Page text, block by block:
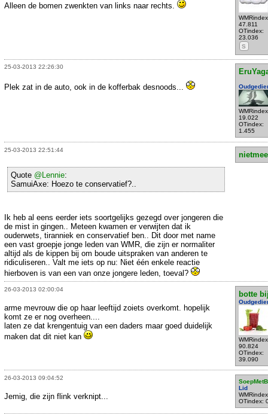
47.811
OTindex:
23.036
S
Alleen de bomen zwenkten van links naar rechts.
25-03-2013 22:26:30
19.022
OTindex:
1.455
Plek zat in de auto, ook in de kofferbak desnoods...
25-03-2013 22:51:44
Quote @Lennie:
SamuiAxe: Hoezo te conservatief?..
Ik heb al eens eerder iets soortgelijks gezegd over jongeren die
de mist in gingen.. Meteen kwamen er verwijten dat ik
ouderwets, tiranniek en conservatief ben.. Dit door met name
een vast groepje jonge leden van WMR, die zijn er normaliter
altijd als de kippen bij om boude uitspraken van anderen te
ridiculiseren.. Valt me iets op nu: Niet één enkele reactie
hierboven is van een van onze jongere leden, toeval?
26-03-2013 02:00:04
botte
90.824
OTindex:
39.090
arme mevrouw die op haar leeftijd zoiets overkomt. hopelijk
komt ze er nog overheen....
laten ze dat krengentuig van een daders maar goed duidelijk
maken dat dit niet kan
26-03-2013 09:04:52
Lid
OTindex:
Jemig, die zijn flink verknipt...